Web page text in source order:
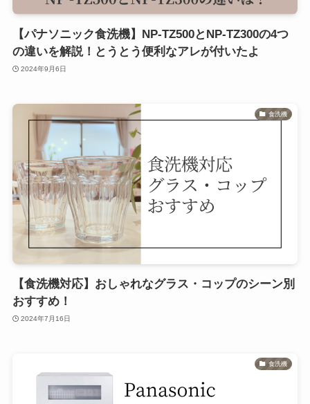
【パナソニック食洗機】NP-TZ500とNP-TZ300の4つ
の違いを解説！とうとう便利なアレが付いたよ
2024年9月6日
食洗機
【食洗機対応】おしゃれなグラス・コップのシーン別
おすすめ！
2024年7月16日
食洗機